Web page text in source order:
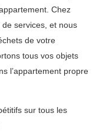
Chez
de services, et nous
de votre
tous vos objets
l’appartement propre
sur tous les